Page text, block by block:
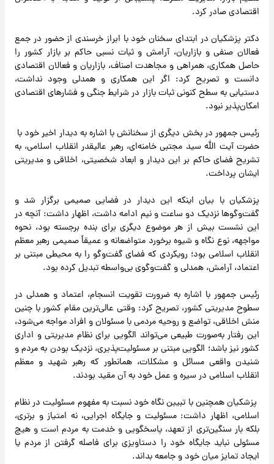
اقتصادی صادر کرد.
دکتر پزشکیان در ابتدای سخنان خود با ابراز خرسندی از حضور در جمع
فعالان صنفی و بازاریان، آرامش و ثبات نسبی حاکم بر بازار کشور را
حاصل همکاری، همراهی و مجاهدت اصناف، بازاریان و فعالان اقتصادی
دانست و تصریح کرد: اگر این همکاری و همدلی وجود نداشت،
دستیابی به سطح کنونی ثبات بازار در شرایط جنگی و فشارهای اقتصادی
امکان‌پذیر نبود.
رئیس جمهور در بخش دیگری از سخنانش با اشاره به دیدار اخیر خود با
حضرت آیت الله سید مجتبی خامنه‌ای، رهبر عالیقدر انقلاب اسلامی، به
تشریح فضای حاکم بر این دیدار و ابعاد شخصیتی، اخلاقی و مدیریتی
ایشان پرداخت.
پزشکیان با بیان اینکه این دیدار در فضایی صمیمی برگزار شد و
گفت‌وگوها نزدیک دو ساعت و نیم ادامه داشت، اظهار داشت: آنچه در
این نشست بیش از هر موضوع دیگری برای بنده برجسته بود، نحوه
مواجهه، نوع نگاه و شیوه برخورد متواضعانه و عمیقاً صمیمی رهبر معظم
انقلاب اسلامی بود؛ رویکردی که فضای گفت‌وگو را به محیطی مبتنی بر
اعتماد، آرامش، همدلی و گفت‌وگوی بی‌واسطه تبدیل کرده بود.
رئیس جمهور با اشاره به ضرورت تقویت انسجام، اعتماد و همدلی در
سطوح مدیریتی کشور، تصریح کرد: وقتی عالی‌ترین مقام کشور با چنین
منش اخلاقی، تواضع و روحیه مردمی با مسئولان و افراد مواجه می‌شود،
این رفتار به‌صورت طبیعی می‌تواند الگویی برای نظام مدیریتی و اداری
کشور نیز باشد؛ الگویی مبتنی بر مسئولیت‌پذیری، نزدیک بودن به مردم و
شنیدن واقعی مسائل و مشکلات، همانطور که رهبر شهید و معظم
انقلاب اسلامی در سیره و عمل خود به آن مقید بودند.
پزشکیان همچنین با تبیین نگاه خود نسبت به مفهوم مسئولیت در نظام
اسلامی، اظهار داشت: مسئولیت و جایگاه اجرایی، نه امتیاز و برتری،
بلکه بار سنگین‌تری از تعهد، پاسخگویی و خدمت به مردم است و هیچ
مسئولی نباید جایگاه خود را دستاویزی برای فاصله گرفتن از مردم یا
ایجاد تمایز میان خود و جامعه بداند.